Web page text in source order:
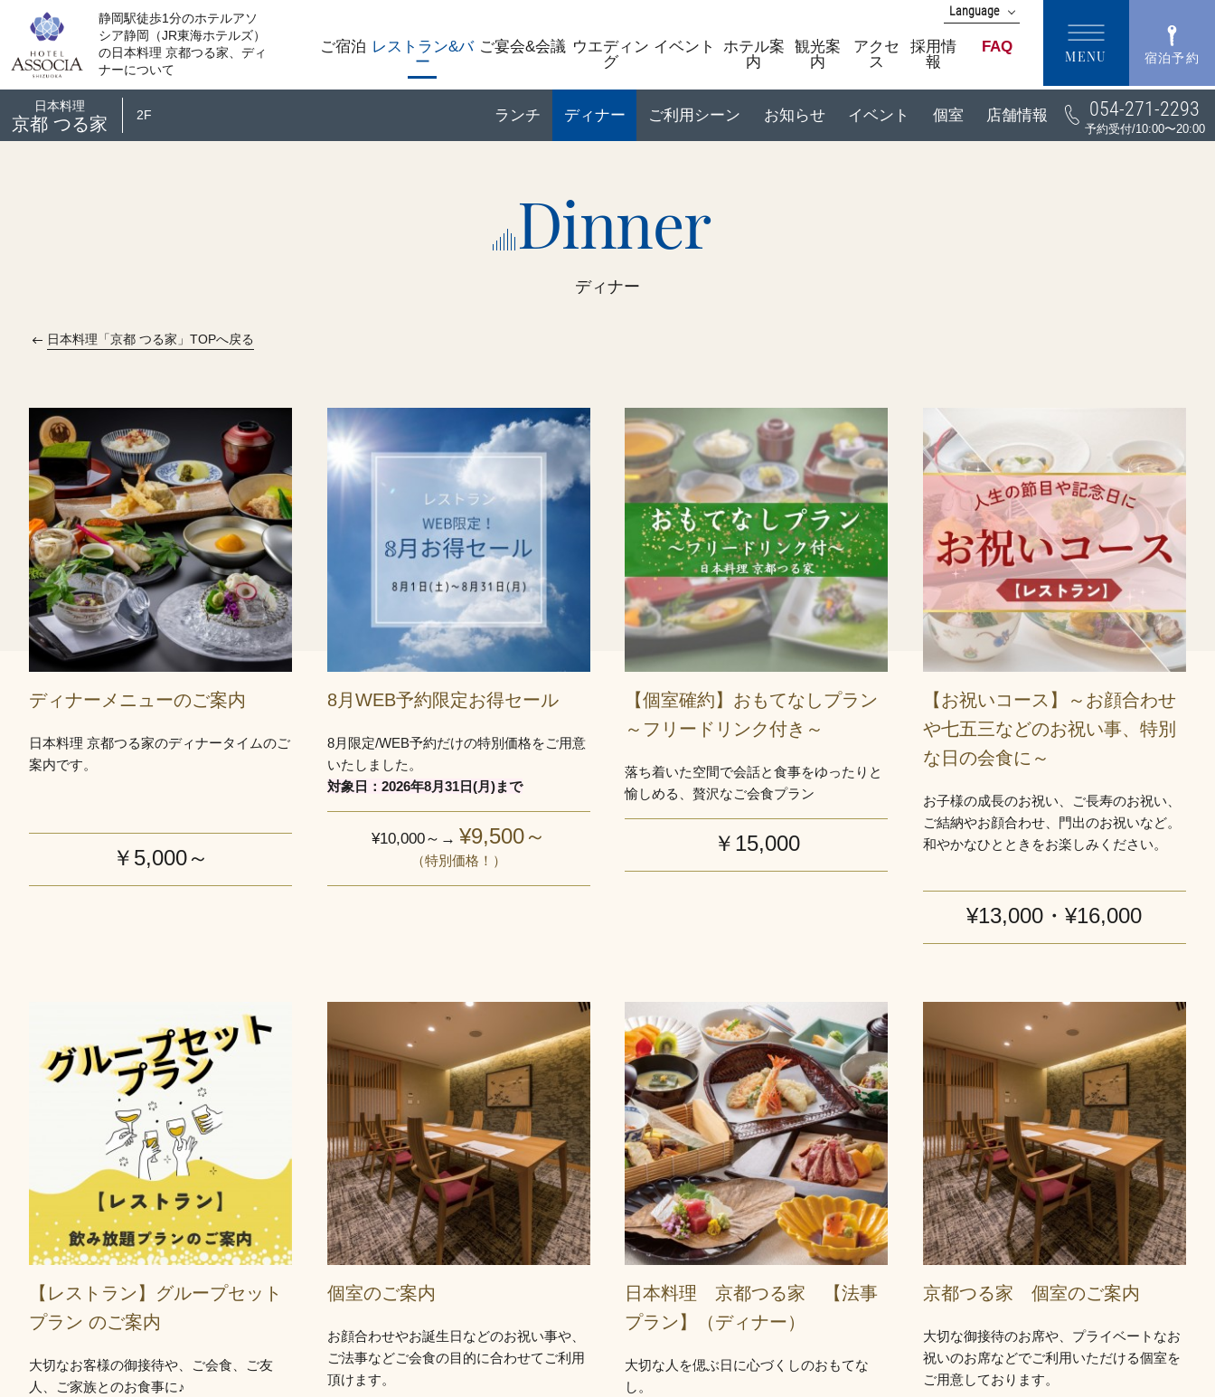
静岡駅徒歩1分のホテルアソ
シア静岡（JR東海ホテルズ）
の日本料理 京都つる家、ディ
ナーについて
ご宿泊 レストラン&バ
ー
ご宴会&会議 ウエディン
グ
イベント
ホテル案
内
観光案
内
アクセ
ス
採用情
報
FAQ
MENU 宿泊予約
Language
中文(繁體字)
한국어
日本料理
京都 つる家 2F ランチ ディナー ご利用シーン お知らせ イベント 個室 店舗情報 054-271-2293
予約受付/10:00〜20:00
Dinner
ディナー
日本料理「京都 つる家」TOPへ戻る
ディナーメニューのご案内
日本料理 京都つる家のディナータイムのご
案内です。
￥5,000～
8月WEB予約限定お得セール
8月限定/WEB予約だけの特別価格をご用意
いたしました。
対象日：2026年8月31日(月)まで
¥10,000～→ ¥9,500～
（特別価格！）
【個室確約】おもてなしプラン
～フリードリンク付き～
落ち着いた空間で会話と食事をゆったりと
愉しめる、贅沢なご会食プラン
￥15,000
【お祝いコース】​​～お顔合わせ
や七五三などのお祝い事、特別
な日の会食に～
お子様の成長のお祝い、ご長寿のお祝い、
ご結納やお顔合わせ、門出のお祝いなど。
和やかなひとときをお楽しみください。
¥13,000・¥16,000
【レストラン】グループセット
プラン のご案内
大切なお客様の御接待や、ご会食、ご友
人、ご家族とのお食事に♪
個室のご案内
お顔合わせやお誕生日などのお祝い事や、
ご法事などご会食の目的に合わせてご利用
頂けます。
日本料理 京都つる家 【法事
プラン】（ディナー）
大切な人を偲ぶ日に心づくしのおもてな
し。
京都つる家 個室のご案内
大切な御接待のお席や、プライベートなお
祝いのお席などでご利用いただける個室を
ご用意しております。